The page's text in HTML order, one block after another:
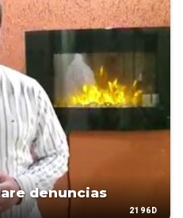
denuncias
2196D